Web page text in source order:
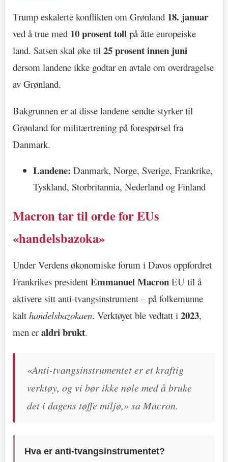
Trump eskalerte konflikten om Grønland 18. januar
ved å true med 10 prosent toll på åtte europeiske
land. Satsen skal øke til 25 prosent innen juni
dersom landene ikke godtar en avtale om overdragelse
av Grønland.
Bakgrunnen er at disse landene sendte styrker til
Grønland for militærtrening på forespørsel fra
Danmark.
Landene: Danmark, Norge, Sverige, Frankrike,
Tyskland, Storbritannia, Nederland og Finland
Macron tar til orde for EUs
«handelsbazoka»
Under Verdens økonomiske forum i Davos oppfordret
Frankrikes president Emmanuel Macron EU til å
aktivere sitt anti-tvangsinstrument – på folkemunne
kalt handelsbazokaen. Verktøyet ble vedtatt i 2023,
men eraldri brukt.
«Anti-tvangsinstrumentet er et kraftig
verktøy, og vi bør ikke nøle med å bruke
det i dagens tøffe miljø,» sa Macron.
Hva er anti-tvangsinstrumentet?